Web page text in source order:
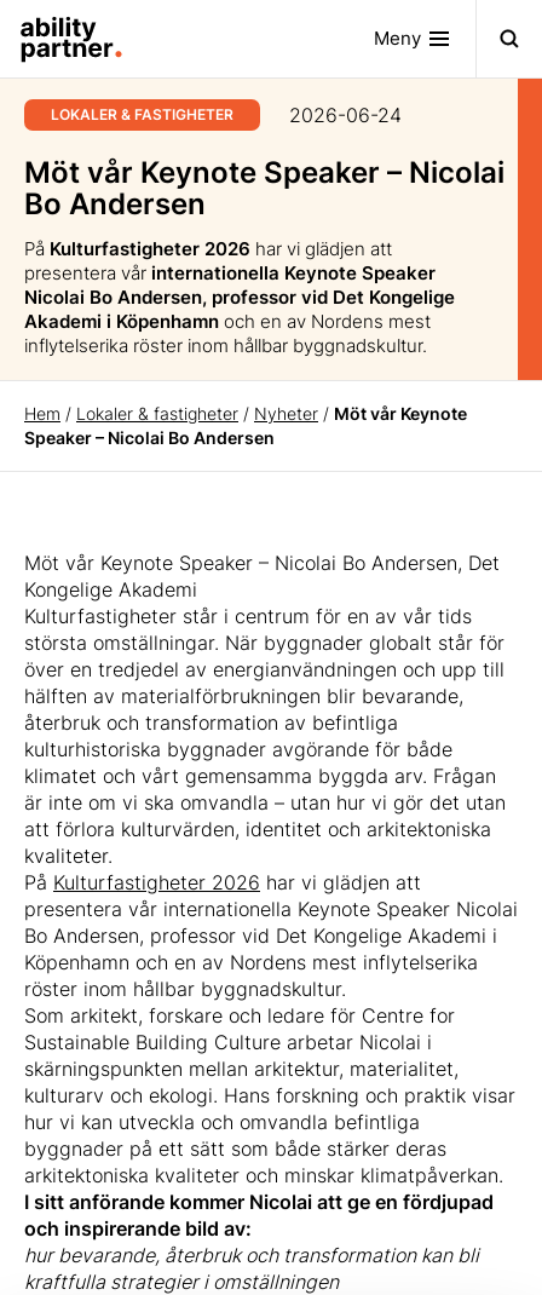
Meny
LOKALER & FASTIGHETER 2026-06-24
Möt vår Keynote Speaker – Nicolai
Bo Andersen
På Kulturfastigheter 2026 har vi glädjen att
presentera vår internationella Keynote Speaker
Nicolai Bo Andersen, professor vid Det Kongelige
Akademi i Köpenhamn och en av Nordens mest
inflytelserika röster inom hållbar byggnadskultur.
Hem / Lokaler & fastigheter / Nyheter / Möt vår Keynote
Speaker – Nicolai Bo Andersen
Möt vår Keynote Speaker – Nicolai Bo Andersen, Det
Kongelige Akademi
Kulturfastigheter står i centrum för en av vår tids
största omställningar. När byggnader globalt står för
över en tredjedel av energianvändningen och upp till
hälften av materialförbrukningen blir bevarande,
återbruk och transformation av befintliga
kulturhistoriska byggnader avgörande för både
klimatet och vårt gemensamma byggda arv. Frågan
är inte om vi ska omvandla – utan hur vi gör det utan
att förlora kulturvärden, identitet och arkitektoniska
kvaliteter.
På Kulturfastigheter 2026 har vi glädjen att
presentera vår internationella Keynote Speaker Nicolai
Bo Andersen, professor vid Det Kongelige Akademi i
Köpenhamn och en av Nordens mest inflytelserika
röster inom hållbar byggnadskultur.
Som arkitekt, forskare och ledare för Centre for
Sustainable Building Culture arbetar Nicolai i
skärningspunkten mellan arkitektur, materialitet,
kulturarv och ekologi. Hans forskning och praktik visar
hur vi kan utveckla och omvandla befintliga
byggnader på ett sätt som både stärker deras
arkitektoniska kvaliteter och minskar klimatpåverkan.
I sitt anförande kommer Nicolai att ge en fördjupad
och inspirerande bild av:
hur bevarande, återbruk och transformation kan bli
kraftfulla strategier i omställningen